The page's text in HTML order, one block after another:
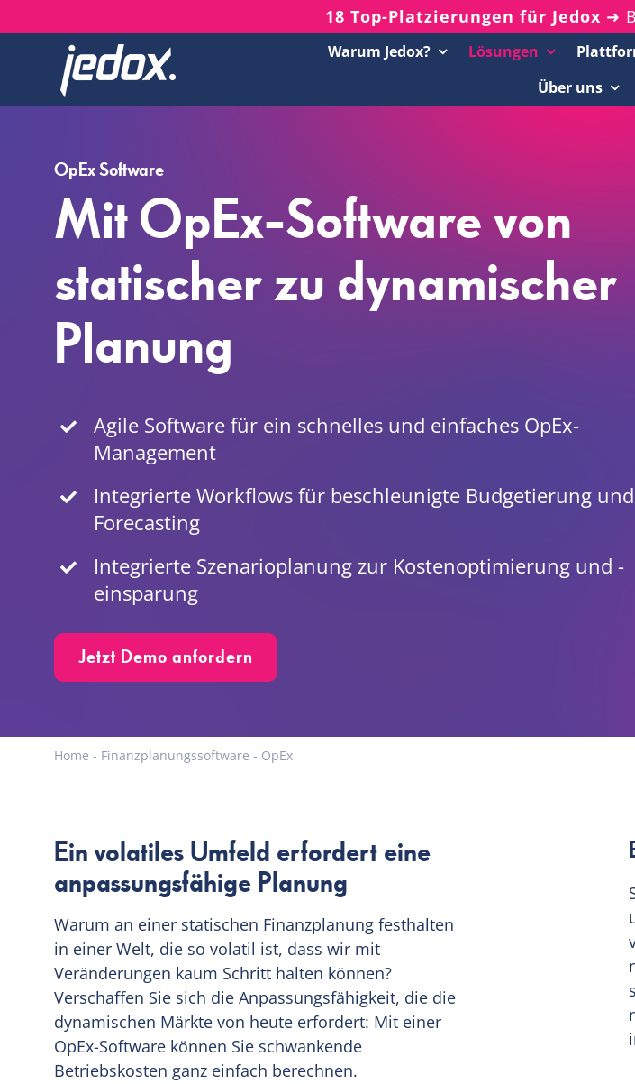
to
18 Top-Platzierungen für Jedox ➜
Warum Jedox? Lösungen
Podcasts
Über uns
OpEx Software
Mit OpEx-Software von
statischer zu dynamischer
Planung
Agile Software für ein schnelles und einfaches OpEx-
Management
Integrierte Workflows für beschleunigte Budgetierung und
Forecasting
Integrierte Szenarioplanung zur Kostenoptimierung und -
einsparung
Jetzt Demo anfordern
Home - Finanzplanungssoftware - OpEx
Ein volatiles Umfeld erfordert eine
anpassungsfähige Planung
Warum an einer statischen Finanzplanung festhalten
in einer Welt, die so volatil ist, dass wir mit
Veränderungen kaum Schritt halten können?
Verschaffen Sie sich die Anpassungsfähigkeit, die die
dynamischen Märkte von heute erfordert: Mit einer
OpEx-Software können Sie schwankende
Betriebskosten ganz einfach berechnen.